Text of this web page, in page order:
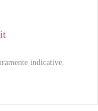
indicative.